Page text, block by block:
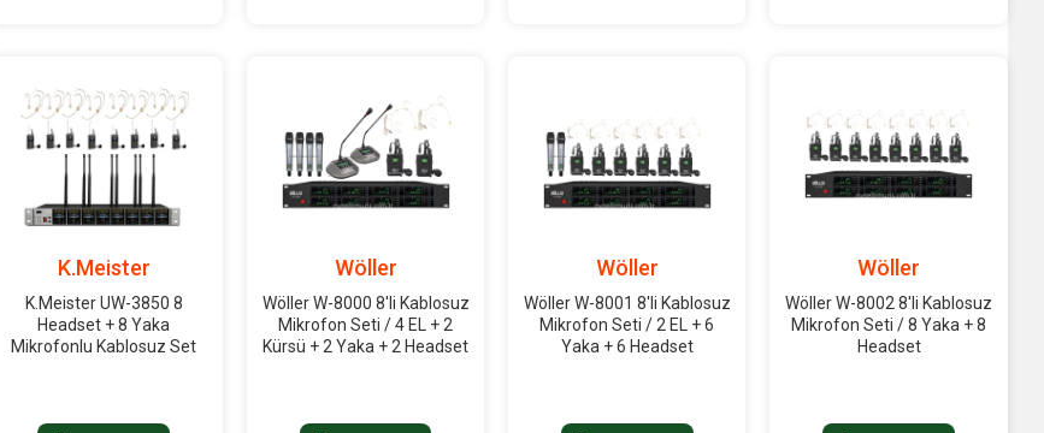
K.Meister
K.Meister UW-3850 8
Headset + 8 Yaka
Mikrofonlu Kablosuz Set
Wöller
Wöller W-8000 8'li Kablosuz
Mikrofon Seti / 4 EL + 2
Kürsü + 2 Yaka + 2 Headset
Wöller
Wöller W-8001 8'li Kablosuz
Mikrofon Seti / 2 EL + 6
Yaka + 6 Headset
Wöller
Wöller W-8002 8'li Kablosuz
Mikrofon Seti / 8 Yaka + 8
Headset